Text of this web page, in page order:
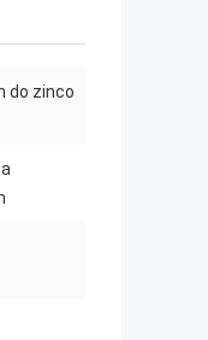
do zinco